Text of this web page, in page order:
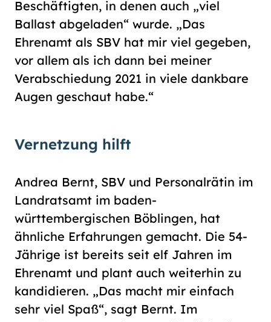
Beschäftigten, in denen auch „viel
Ballast abgeladen“ wurde. „Das
Ehrenamt als SBV hat mir viel gegeben,
vor allem als ich dann bei meiner
Verabschiedung 2021 in viele dankbare
Augen geschaut habe.“
Vernetzung hilft
Andrea Bernt, SBV und Personalrätin im
Landratsamt im baden-
württembergischen Böblingen, hat
ähnliche Erfahrungen gemacht. Die 54-
Jährige ist bereits seit elf Jahren im
Ehrenamt und plant auch weiterhin zu
kandidieren. „Das macht mir einfach
sehr viel Spaß“, sagt Bernt. Im